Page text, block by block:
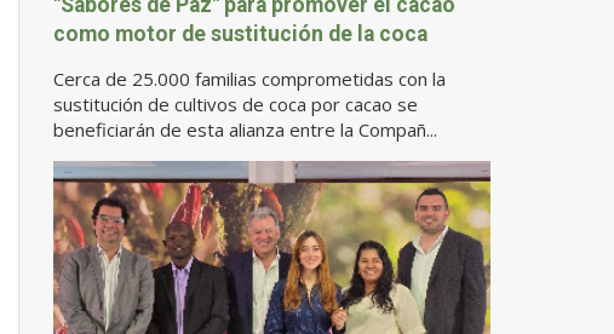
"Sabores de Paz" para promover el cacao
como motor de sustitución de la coca
Cerca de 25.000 familias comprometidas con la
sustitución de cultivos de coca por cacao se
beneficiarán de esta alianza entre la Compañ...